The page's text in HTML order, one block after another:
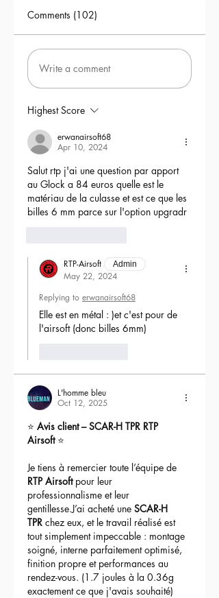
Comments (102)
Write a comment
Highest Score
erwanairsoft68
Apr 10, 2024
Salut rtp j'ai une question par apport
au Glock a 84 euros quelle est le
matériau de la culasse et est ce que les
billes 6 mm parce sur l'option upgradr
RTP-Airsoft Admin
May 22, 2024
Replying to erwanairsoft68
Elle est en métal : )et c'est pour de
l'airsoft (donc billes 6mm)
L'homme bleu
Oct 12, 2025
⭐ Avis client – SCAR-H TPR RTP
Airsoft ⭐
Je tiens à remercier toute l’équipe de
RTP Airsoft pour leur
professionnalisme et leur
gentillesse.J’ai acheté une SCAR-H
TPR chez eux, et le travail réalisé est
tout simplement impeccable : montage
soigné, interne parfaitement optimisé,
finition propre et performances au
rendez-vous. (1.7 joules à la 0.36g
exactement ce que j'avais souhaité)